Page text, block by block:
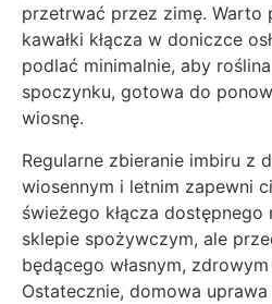
przetrwać przez zimę. Warto
kawałki kłącza w doniczce
podlać minimalnie, aby
spoczynku, gotowa do
wiosnę.
Regularne zbieranie imbiru z
wiosennym i letnim zapewni
świeżego kłącza dostępnego
sklepie spożywczym, ale
będącego własnym,
Ostatecznie, domowa